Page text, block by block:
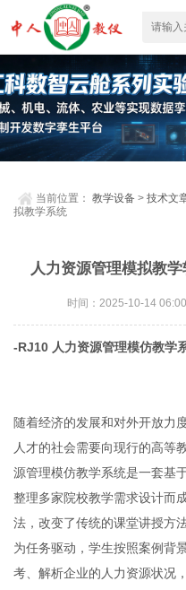
当前位置：教学设备 >技术文
拟教学系统
人力资源管理模拟教
时间：2025-10-14
-RJ10 人力资源管理模仿教学
随着经济的发展和对外开放力
人才的社会需要向现行的高等
源管理模仿教学系统是一套基
整理多家院校教学需求设计而
法，改变了传统的课堂讲授方
为任务驱动，学生按照案例背
考、解析企业的人力资源状况